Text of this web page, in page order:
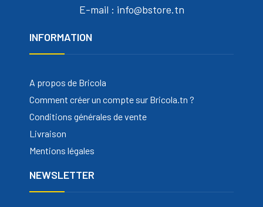
E-mail : info@bstore.tn
INFORMATION
A propos de Bricola
Comment créer un compte sur Bricola.tn ?
Conditions générales de vente
Livraison
Mentions légales
NEWSLETTER